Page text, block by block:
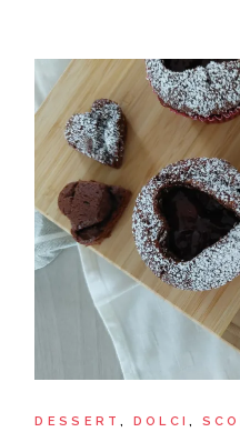
DESSERT DOLCI